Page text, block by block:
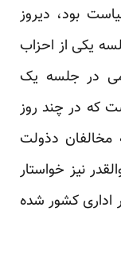
بود، دیروز
یکی از احزاب
در جلسه یک
که در چند روز
مخالفان دذولت
نیز خواستار
اداری کشور شده